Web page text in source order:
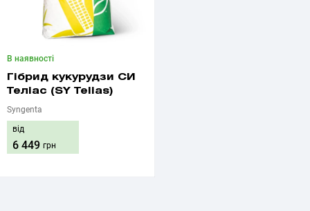
В наявності
Гібрид кукурудзи СИ
Теліас (SY Telias)
Syngenta
від
6 449 грн